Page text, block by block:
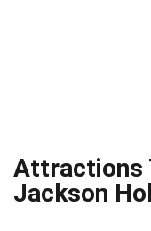
Attractions
Jackson